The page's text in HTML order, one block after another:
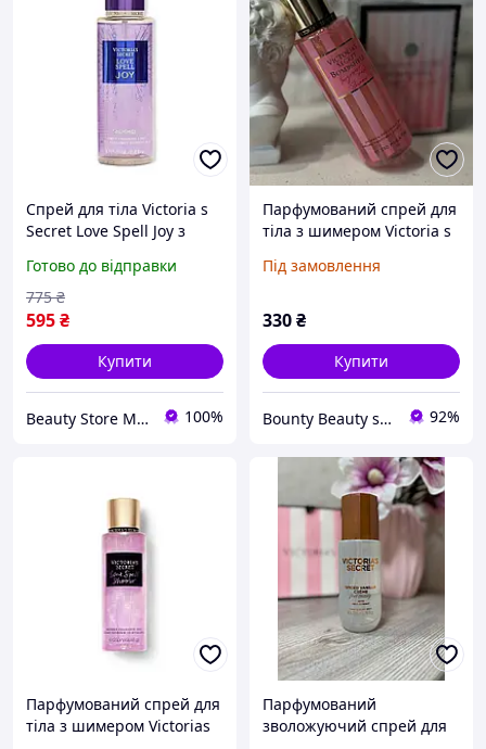
Спрей для тіла Victoria s
Secret Love Spell Joy з
250мл
Готово до відправки
595₴
775 ₴
Купити
Beauty Store Meri 100%
Парфумований спрей для
тіла з шимером Victoria s
Body Mist
Під замовлення
330₴
Купити
Bounty Beauty shop 92%
Парфумований спрей для
тіла з шимером Victorias
Парфумований
зволожуючий спрей для